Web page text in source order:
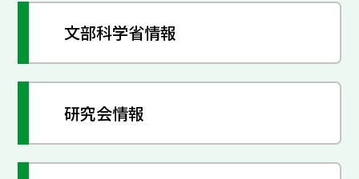
文部科学省情報
研究会情報